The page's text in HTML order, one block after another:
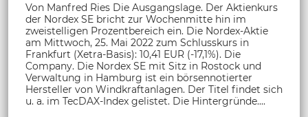
Von Manfred Ries Die Ausgangslage. Der Aktienkurs
der Nordex SE bricht zur Wochenmitte hin im
zweistelligen Prozentbereich ein. Die Nordex-Aktie
am Mittwoch, 25. Mai 2022 zum Schlusskurs in
Frankfurt (Xetra-Basis): 10,41 EUR (-17,1%). Die
Company. Die Nordex SE mit Sitz in Rostock und
Verwaltung in Hamburg ist ein börsennotierter
Hersteller von Windkraftanlagen. Der Titel findet sich
u. a. im TecDAX-Index gelistet. Die Hintergründe....